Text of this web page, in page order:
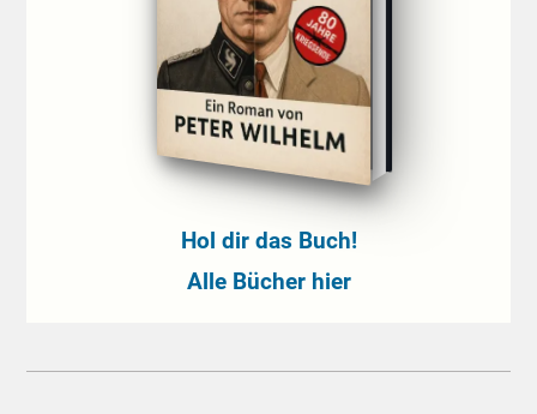
Hol dir das Buch!
Alle Bücher hier